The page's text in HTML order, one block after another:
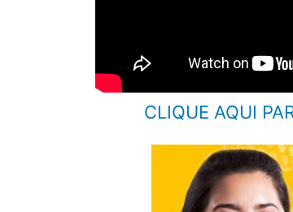
CLIQUE AQUI